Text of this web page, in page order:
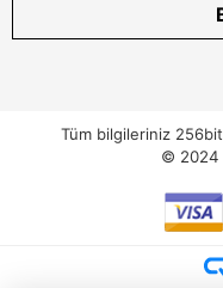
Tüm bilgileriniz 256bit
© 2024